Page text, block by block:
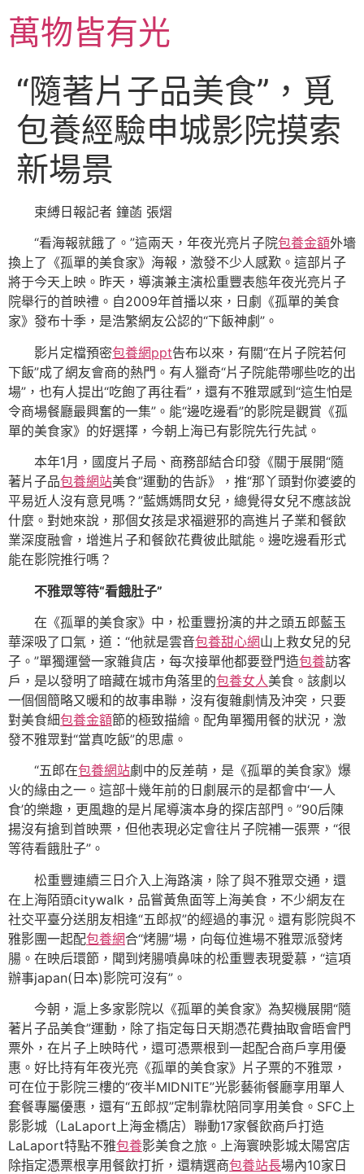
主萬物皆有光
“隨著片子品美食”，覓
包養經驗申城影院摸索
新場景
束縛日報記者 鐘菡 張熠
“看海報就餓了。”這兩天，年夜光亮片子院包養金額外墻
換上了《孤單的美食家》海報，激發不少人感歎。這部片子
將于今天上映。昨天，導演兼主演松重豐表態年夜光亮片子
院舉行的首映禮。自2009年首播以來，日劇《孤單的美食
家》發布十季，是浩繁網友公認的“下飯神劇”。
影片定檔預密包養網ppt告布以來，有關“在片子院若何
下飯”成了網友會商的熱門。有人獵奇“片子院能帶哪些吃的出
場”，也有人提出“吃飽了再往看”，還有不雅眾感到“這生怕是
令商場餐廳最興奮的一集”。能“邊吃邊看”的影院是觀賞《孤
單的美食家》的好選擇，今朝上海已有影院先行先試。
本年1月，國度片子局、商務部結合印發《關于展開“隨
著片子品包養網站美食”運動的告訴》，推“那丫頭對你婆婆的
平易近人沒有意見嗎？”藍媽媽問女兒，總覺得女兒不應該說
什麼。對她來說，那個女孩是求福避邪的高進片子業和餐飲
業深度融會，增進片子和餐飲花費彼此賦能。邊吃邊看形式
能在影院推行嗎？
不雅眾等待“看餓肚子”
在《孤單的美食家》中，松重豐扮演的井之頭五郎藍玉
華深吸了口氣，道：“他就是雲音包養甜心網山上救女兒的兒
子。”單獨運營一家雜貨店，每次接單他都要登門造包養訪客
戶，是以發明了暗藏在城市角落里的包養女人美食。該劇以
一個個簡略又暖和的故事串聯，沒有復雜劇情及沖突，只要
對美食細包養金額節的極致描繪。配角單獨用餐的狀況，激
發不雅眾對“當真吃飯”的思慮。
“五郎在包養網站劇中的反差萌，是《孤單的美食家》爆
火的緣由之一。這部十幾年前的日劇展示的是都會中‘一人
食’的樂趣，更風趣的是片尾導演本身的探店部門。”90后陳
揚沒有搶到首映票，但他表現必定會往片子院補一張票，“很
等待看餓肚子”。
松重豐連續三日介入上海路演，除了與不雅眾交通，還
在上海陌頭citywalk，品嘗黃魚面等上海美食，不少網友在
社交平臺分送朋友相逢“五郎叔”的經過的事況。還有影院與不
雅影團一起配包養網合“烤腸”場，向每位進場不雅眾派發烤
腸。在映后環節，聞到烤腸噴鼻味的松重豐表現愛慕，“這項
辦事japan(日本)影院可沒有”。
今朝，滬上多家影院以《孤單的美食家》為契機展開“隨
著片子品美食”運動，除了指定每日天期憑花費抽取會晤會門
票外，在片子上映時代，還可憑票根到一起配合商戶享用優
惠。好比持有年夜光亮《孤單的美食家》片子票的不雅眾，
可在位于影院三樓的“夜半MIDNITE”光影藝術餐廳享用單人
套餐專屬優惠，還有“五郎叔”定制靠枕陪同享用美食。SFC上
影影城（LaLaport上海金橋店）聯動17家餐飲商戶打造
LaLaport特點不雅包養影美食之旅。上海寰映影城太陽宮店
除指定憑票根享用餐飲打折，還精選商包養站長場內10家日